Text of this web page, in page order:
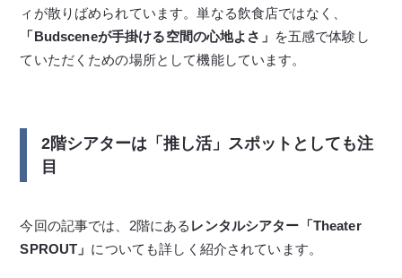
ィが散りばめられています。単なる飲食店ではなく、
「Budsceneが手掛ける空間の心地よさ」 を五感で体験し
ていただくための場所として機能しています。
2階シアターは「推し活」スポットとしても注
目
今回の記事では、2階にある レンタルシアター「Theater
SPROUT」 についても詳しく紹介されています。